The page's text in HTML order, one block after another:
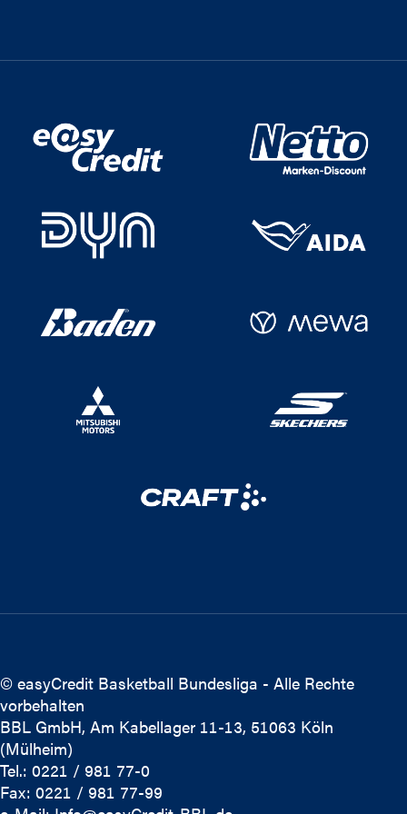
© easyCredit Basketball Bundesliga - Alle Rechte
vorbehalten
BBL GmbH, Am Kabellager 11-13, 51063 Köln
(Mülheim)
Tel.: 0221 / 981 77-0
Fax: 0221 / 981 77-99